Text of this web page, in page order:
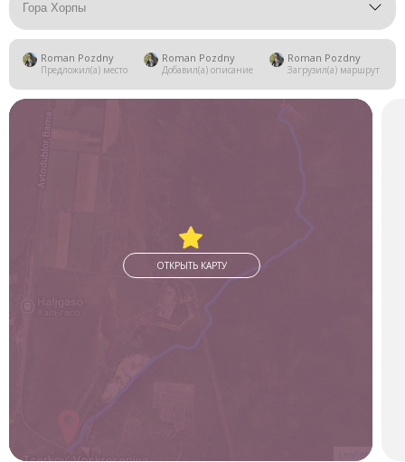
Гора Хорпы
Roman Pozdny
Предложил(а) место
Roman Pozdny
Добавил(а) описание
Roman Pozdny
Загрузил(а) маршрут
Leaflet
ОТКРЫТЬ КАРТУ